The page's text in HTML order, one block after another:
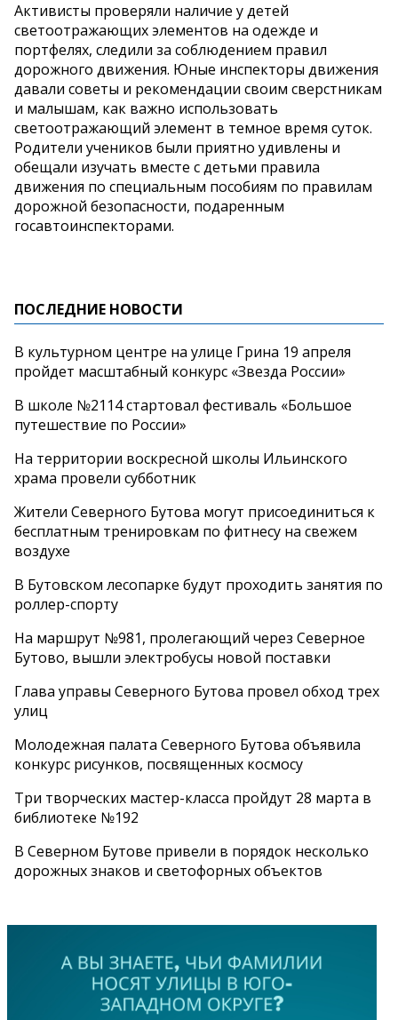
Активисты проверяли наличие у детей
светоотражающих элементов на одежде и
портфелях, следили за соблюдением правил
дорожного движения. Юные инспекторы движения
давали советы и рекомендации своим сверстникам
и малышам, как важно использовать
светоотражающий элемент в темное время суток.
Родители учеников были приятно удивлены и
обещали изучать вместе с детьми правила
движения по специальным пособиям по правилам
дорожной безопасности, подаренным
госавтоинспекторами.
ПОСЛЕДНИЕ НОВОСТИ
В культурном центре на улице Грина 19 апреля
пройдет масштабный конкурс «Звезда России»
В школе №2114 стартовал фестиваль «Большое
путешествие по России»
На территории воскресной школы Ильинского
храма провели субботник
Жители Северного Бутова могут присоединиться к
бесплатным тренировкам по фитнесу на свежем
воздухе
В Бутовском лесопарке будут проходить занятия по
роллер-спорту
На маршрут №981, пролегающий через Северное
Бутово, вышли электробусы новой поставки
Глава управы Северного Бутова провел обход трех
улиц
Молодежная палата Северного Бутова объявила
конкурс рисунков, посвященных космосу
Три творческих мастер-класса пройдут 28 марта в
библиотеке №192
В Северном Бутове привели в порядок несколько
дорожных знаков и светофорных объектов